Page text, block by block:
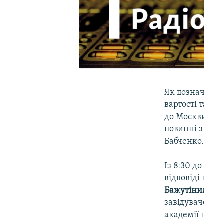
Як
вартості
до
повинні
Бабченко.
Із 8:30
академії